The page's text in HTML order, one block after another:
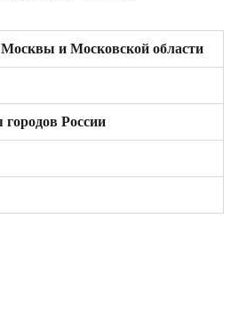
и Московской области
городов России